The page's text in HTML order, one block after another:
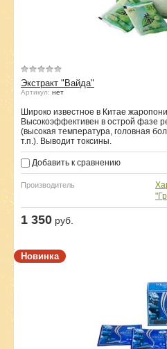
Экстракт "Вайда"
Артикул: нет
Широко известное в Китае
Высокоэффективен в острой фазе
(высокая температура, головная
т.п.). Выводит токсины.
Добавить к сравнению
Производитель
1 350 руб.
Новинка